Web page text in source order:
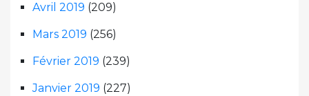
Avril 2019 (209)
Mars 2019 (256)
Février 2019 (239)
Janvier 2019 (227)